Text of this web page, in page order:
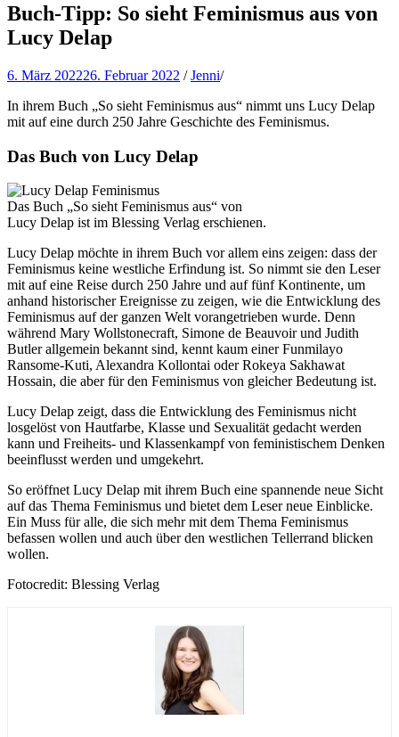
Buch-Tipp: So sieht Feminismus aus von
Lucy Delap
6. März 202226. Februar 2022 /Jenni/
In ihrem Buch „So sieht Feminismus aus“ nimmt uns Lucy Delap
mit auf eine durch 250 Jahre Geschichte des Feminismus.
Das Buch von Lucy Delap
Das Buch „So sieht Feminismus aus“ von
Lucy Delap ist im Blessing Verlag erschienen.
Lucy Delap möchte in ihrem Buch vor allem eins zeigen: dass der
Feminismus keine westliche Erfindung ist. So nimmt sie den Leser
mit auf eine Reise durch 250 Jahre und auf fünf Kontinente, um
anhand historischer Ereignisse zu zeigen, wie die Entwicklung des
Feminismus auf der ganzen Welt vorangetrieben wurde. Denn
während Mary Wollstonecraft, Simone de Beauvoir und Judith
Butler allgemein bekannt sind, kennt kaum einer Funmilayo
Ransome-Kuti, Alexandra Kollontai oder Rokeya Sakhawat
Hossain, die aber für den Feminismus von gleicher Bedeutung ist.
Lucy Delap zeigt, dass die Entwicklung des Feminismus nicht
losgelöst von Hautfarbe, Klasse und Sexualität gedacht werden
kann und Freiheits- und Klassenkampf von feministischem Denken
beeinflusst werden und umgekehrt.
So eröffnet Lucy Delap mit ihrem Buch eine spannende neue Sicht
auf das Thema Feminismus und bietet dem Leser neue Einblicke.
Ein Muss für alle, die sich mehr mit dem Thema Feminismus
befassen wollen und auch über den westlichen Tellerrand blicken
wollen.
Fotocredit: Blessing Verlag